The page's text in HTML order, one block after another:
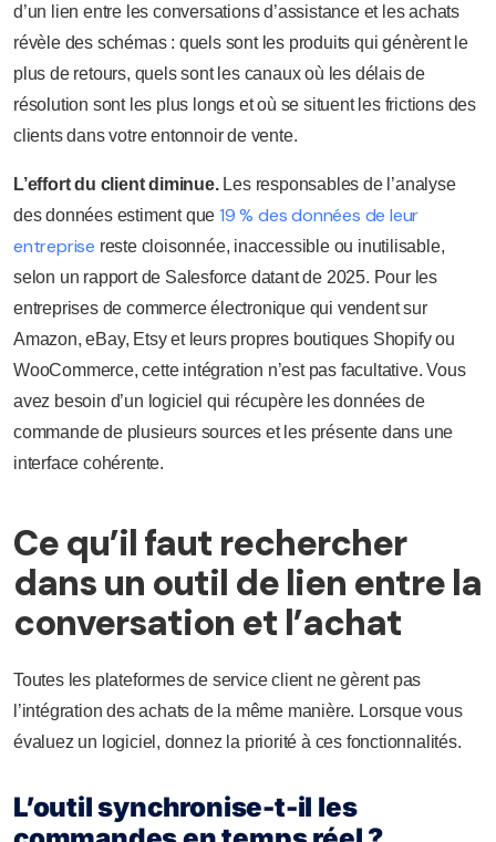
d’un lien entre les conversations d’assistance et les achats
révèle des schémas : quels sont les produits qui génèrent le
plus de retours, quels sont les canaux où les délais de
résolution sont les plus longs et où se situent les frictions des
clients dans votre entonnoir de vente.
L’effort du client diminue.Les responsables de l’analyse
des données estiment que19 % des données de leur
entreprise reste cloisonnée, inaccessible ou inutilisable,
selon un rapport de Salesforce datant de 2025. Pour les
entreprises de commerce électronique qui vendent sur
Amazon, eBay, Etsy et leurs propres boutiques Shopify ou
WooCommerce, cette intégration n’est pas facultative. Vous
avez besoin d’un logiciel qui récupère les données de
commande de plusieurs sources et les présente dans une
interface cohérente.
Ce qu’il faut rechercher
dans un outil de lien entre la
conversation et l’achat
Toutes les plateformes de service client ne gèrent pas
l’intégration des achats de la même manière. Lorsque vous
évaluez un logiciel, donnez la priorité à ces fonctionnalités.
L’outil synchronise-t-il les